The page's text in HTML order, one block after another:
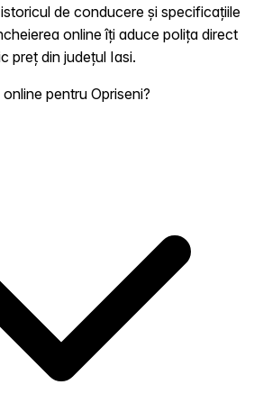
de conducere și specificațiile
online îți aduce polița direct
preț din județul Iasi.
pentru Opriseni?